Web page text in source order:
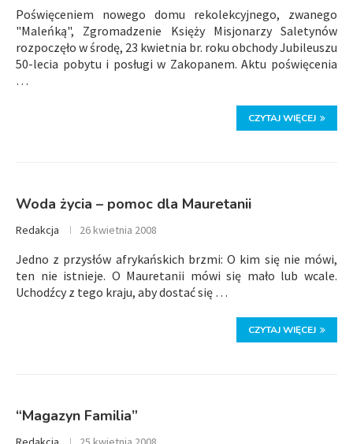
Poświęceniem nowego domu rekolekcyjnego, zwanego
"Maleńką", Zgromadzenie Księży Misjonarzy Saletynów
rozpoczęło w środę, 23 kwietnia br. roku obchody Jubileuszu
50-lecia pobytu i posługi w Zakopanem. Aktu poświęcenia
…
CZYTAJ WIĘCEJ
Woda życia – pomoc dla Mauretanii
Redakcja 26 kwietnia 2008
Jedno z przysłów afrykańskich brzmi: O kim się nie mówi,
ten nie istnieje. O Mauretanii mówi się mało lub wcale.
Uchodźcy z tego kraju, aby dostać się …
CZYTAJ WIĘCEJ
“Magazyn Familia”